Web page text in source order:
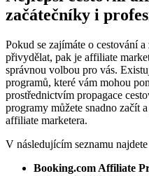
začátečníky i
Pokud se zajímáte o cestování
přivydělat, pak je affiliate
správnou volbou pro vás.
programů, které vám mohou
prostřednictvím propagace
programy můžete snadno začít
affiliate marketera.
V následujícím seznamu najdete
Booking.com Affiliate